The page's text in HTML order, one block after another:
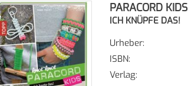
PARACORD KIDS
ICH KNÜPFE DAS!
Urheber:
ISBN:
Verlag: